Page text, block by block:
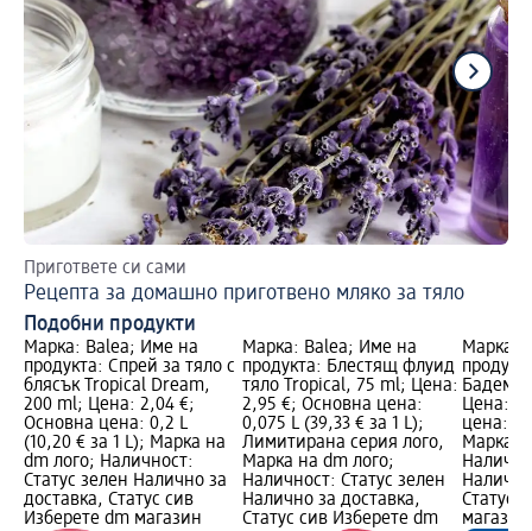
Пригответе си сами
Рецепта за домашно приготвено мляко за тяло
Подобни продукти
Марка: Balea; Име на
продукта: Спрей за тяло с
блясък Tropical Dream,
200 ml; Цена: 2,04 €;
Основна цена: 0,2 L
(10,20 € за 1 L); Марка на
dm лого; Наличност:
Статус зелен Налично за
доставка, Статус сив
Изберете dm магазин
Марка: Balea; Име на
продукта: Блестящ флуид
тяло Tropical, 75 ml; Цена:
2,95 €; Основна цена:
0,075 L (39,33 € за 1 L);
Лимитирана серия лого,
Марка на dm лого;
Наличност: Статус зелен
Налично за доставка,
Статус сив Изберете dm
Марка:
Цена:
цена:
Марка
Статус
магазин